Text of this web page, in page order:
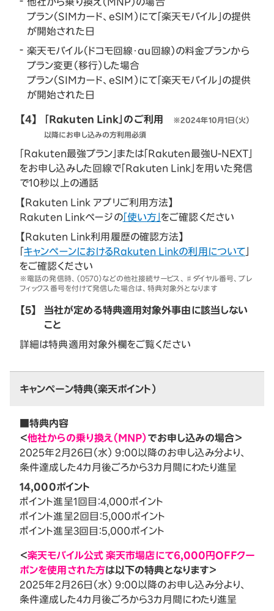
プラン（SIMカード、eSIM）にて「楽天モバイル」の提供
が開始された日
楽天モバイル（ドコモ回線・au回線）の料金プランから
プラン変更（移行）した場合
プラン（SIMカード、eSIM）にて「楽天モバイル」の提供
が開始された日
【4】 「Rakuten Link」のご利用
※2024年10月1日（火）
以降にお申し込みの方利用必須
「Rakuten最強プラン」または「Rakuten最強U-NEXT」
をお申し込みした回線で「Rakuten Link」を用いた発信
で10秒以上の通話
【Rakuten Link アプリご利用方法】
Rakuten Linkページの「使い方」 をご確認ください
【Rakuten Link利用履歴の確認方法】
「キャンペーンにおけるRakuten Linkの利用について
をご確認ください
※電話の発信時、（0570）などの他社接続サービス、♯ダイヤル番号、プレ
フィックス番号を付けて発信した場合は、特典対象外となります
【5】
当社が定める特典適用対象外事由に該当しない
こと
詳細は特典適用対象外欄をご覧ください
キャンペーン特典（楽天ポイント）
■特典内容
＜他社からの乗り換え（MNP）でお申し込みの場合＞
2025年2月26日（水） 9:00以降のお申し込み分より、
条件達成した4カ月後ごろから3カ月間にわたり進呈
14,000ポイント
ポイント進呈1回目：4,000ポイント
ポイント進呈2回目：5,000ポイント
ポイント進呈3回目：5,000ポイント
＜楽天モバイル公式 楽天市場店にて6,000円OFFクー
ポンを使用された方は以下の特典となります＞
2025年2月26日（水） 9:00以降のお申し込み分より、
条件達成した4カ月後ごろから3カ月間にわたり進呈